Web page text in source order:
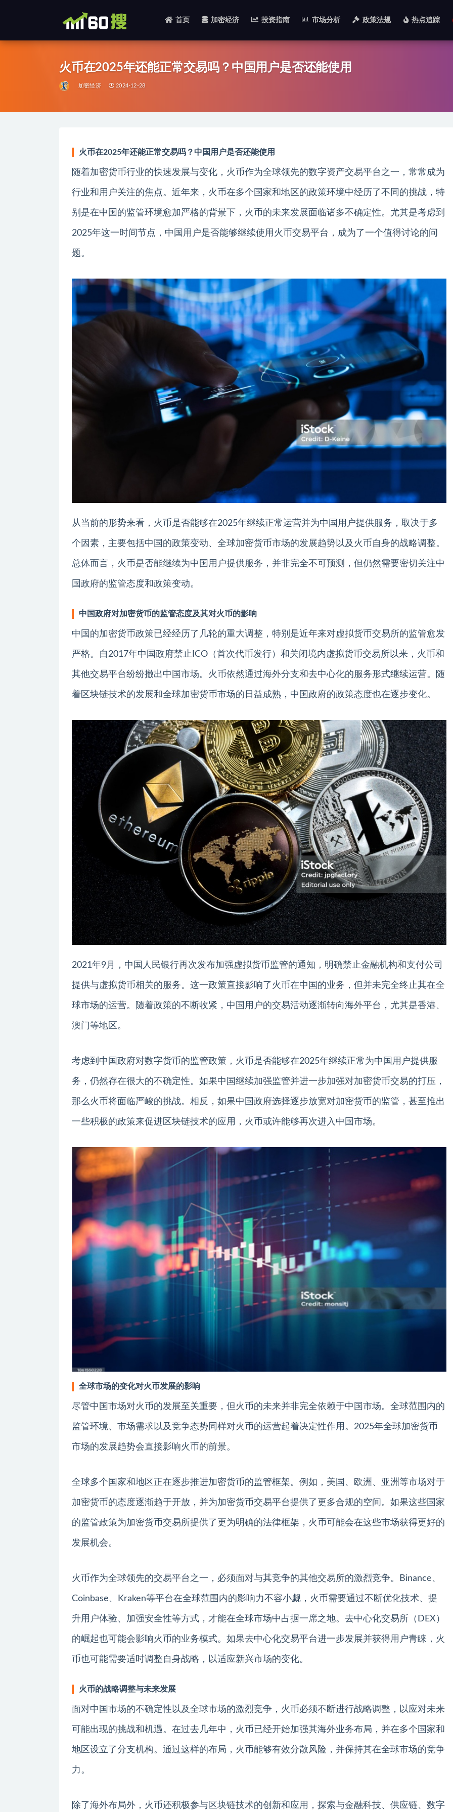
首页 加密经济 投资指南 市场分析 政策法规 热点追踪
火币在2025年还能正常交易吗？中国用户是否还能使用
加密经济 2024-12-28
火币在2025年还能正常交易吗？中国用户是否还能使用
随着加密货币行业的快速发展与变化，火币作为全球领先的数字资产交易平台之一，常常成为
行业和用户关注的焦点。近年来，火币在多个国家和地区的政策环境中经历了不同的挑战，特
别是在中国的监管环境愈加严格的背景下，火币的未来发展面临诸多不确定性。尤其是考虑到
2025年这一时间节点，中国用户是否能够继续使用火币交易平台，成为了一个值得讨论的问
题。
从当前的形势来看，火币是否能够在2025年继续正常运营并为中国用户提供服务，取决于多
个因素，主要包括中国的政策变动、全球加密货币市场的发展趋势以及火币自身的战略调整。
总体而言，火币是否能继续为中国用户提供服务，并非完全不可预测，但仍然需要密切关注中
国政府的监管态度和政策变动。
中国政府对加密货币的监管态度及其对火币的影响
中国的加密货币政策已经经历了几轮的重大调整，特别是近年来对虚拟货币交易所的监管愈发
严格。自2017年中国政府禁止ICO（首次代币发行）和关闭境内虚拟货币交易所以来，火币和
其他交易平台纷纷撤出中国市场。火币依然通过海外分支和去中心化的服务形式继续运营。随
着区块链技术的发展和全球加密货币市场的日益成熟，中国政府的政策态度也在逐步变化。
2021年9月，中国人民银行再次发布加强虚拟货币监管的通知，明确禁止金融机构和支付公司
提供与虚拟货币相关的服务。这一政策直接影响了火币在中国的业务，但并未完全终止其在全
球市场的运营。随着政策的不断收紧，中国用户的交易活动逐渐转向海外平台，尤其是香港、
澳门等地区。
考虑到中国政府对数字货币的监管政策，火币是否能够在2025年继续正常为中国用户提供服
务，仍然存在很大的不确定性。如果中国继续加强监管并进一步加强对加密货币交易的打压，
那么火币将面临严峻的挑战。相反，如果中国政府选择逐步放宽对加密货币的监管，甚至推出
一些积极的政策来促进区块链技术的应用，火币或许能够再次进入中国市场。
全球市场的变化对火币发展的影响
尽管中国市场对火币的发展至关重要，但火币的未来并非完全依赖于中国市场。全球范围内的
监管环境、市场需求以及竞争态势同样对火币的运营起着决定性作用。2025年全球加密货币
市场的发展趋势会直接影响火币的前景。
全球多个国家和地区正在逐步推进加密货币的监管框架。例如，美国、欧洲、亚洲等市场对于
加密货币的态度逐渐趋于开放，并为加密货币交易平台提供了更多合规的空间。如果这些国家
的监管政策为加密货币交易所提供了更为明确的法律框架，火币可能会在这些市场获得更好的
发展机会。
火币作为全球领先的交易平台之一，必须面对与其竞争的其他交易所的激烈竞争。Binance、
Coinbase、Kraken等平台在全球范围内的影响力不容小觑，火币需要通过不断优化技术、提
升用户体验、加强安全性等方式，才能在全球市场中占据一席之地。去中心化交易所（DEX）
的崛起也可能会影响火币的业务模式。如果去中心化交易平台进一步发展并获得用户青睐，火
币也可能需要适时调整自身战略，以适应新兴市场的变化。
火币的战略调整与未来发展
面对中国市场的不确定性以及全球市场的激烈竞争，火币必须不断进行战略调整，以应对未来
可能出现的挑战和机遇。在过去几年中，火币已经开始加强其海外业务布局，并在多个国家和
地区设立了分支机构。通过这样的布局，火币能够有效分散风险，并保持其在全球市场的竞争
力。
除了海外布局外，火币还积极参与区块链技术的创新和应用，探索与金融科技、供应链、数字